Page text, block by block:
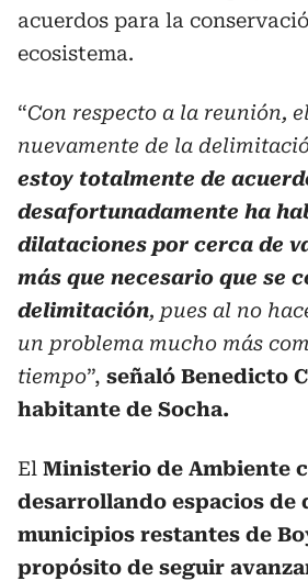
acuerdos para la
ecosistema.
“Con respecto a la reunión,
nuevamente de la
estoy totalmente de
desafortunadamente ha
dilataciones por cerca de
más que necesario que se
delimitación, pues al no
un problema mucho más
tiempo”, señaló Benedicto
habitante de Socha.
El Ministerio de Ambiente
desarrollando espacios de
municipios restantes de
propósito de seguir